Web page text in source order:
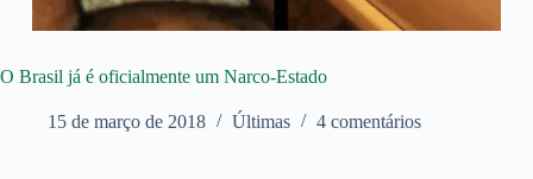
O Brasil já é oficialmente um Narco-Estado
15 de março de 2018 Últimas 4 comentários